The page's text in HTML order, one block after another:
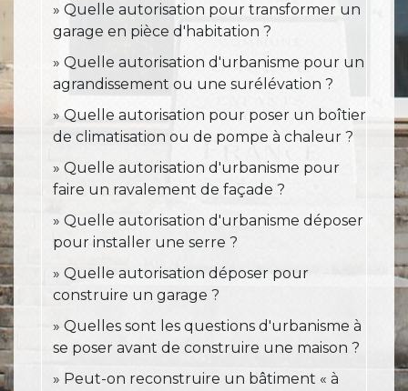
Quelle autorisation pour transformer un
garage en pièce d'habitation ?
Quelle autorisation d'urbanisme pour un
agrandissement ou une surélévation ?
Quelle autorisation pour poser un boîtier
de climatisation ou de pompe à chaleur ?
Quelle autorisation d'urbanisme pour
faire un ravalement de façade ?
Quelle autorisation d'urbanisme déposer
pour installer une serre ?
Quelle autorisation déposer pour
construire un garage ?
Quelles sont les questions d'urbanisme à
se poser avant de construire une maison ?
Peut-on reconstruire un bâtiment « à